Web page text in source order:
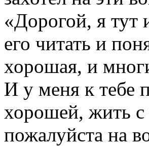
«Дорогой, я тут
его читать и
хорошая, и
И у меня к тебе
хорошей, жить с
пожалуйста на